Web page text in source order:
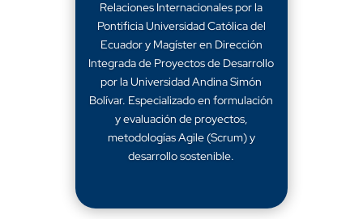
Relaciones Internacionales por la
Pontificia Universidad Católica del
Ecuador y Magíster en Dirección
Integrada de Proyectos de Desarrollo
por la Universidad Andina Simón
Bolívar. Especializado en formulación
y evaluación de proyectos,
metodologías Agile (Scrum) y
desarrollo sostenible.